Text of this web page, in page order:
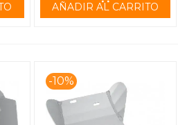
AÑADIR AL CARRITO
-10%